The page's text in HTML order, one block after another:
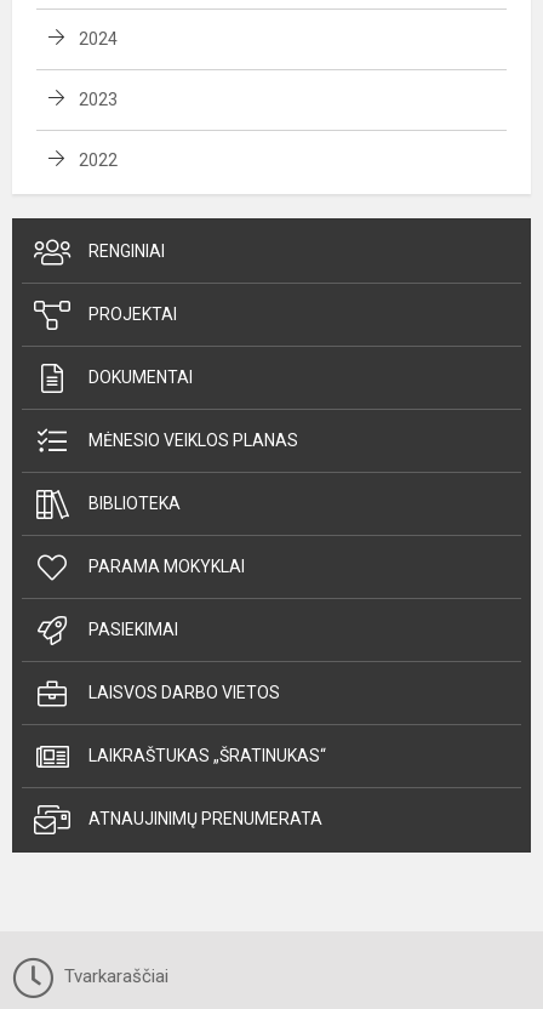
2024
2023
2022
RENGINIAI
PROJEKTAI
DOKUMENTAI
MĖNESIO VEIKLOS PLANAS
BIBLIOTEKA
PARAMA MOKYKLAI
PASIEKIMAI
LAISVOS DARBO VIETOS
LAIKRAŠTUKAS „ŠRATINUKAS“
ATNAUJINIMŲ PRENUMERATA
Tvarkaraščiai